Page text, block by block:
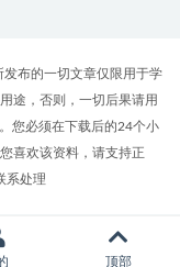
布的一切文章仅限用于学
途，否则，一切后果请用
您必须在下载后的24个小
喜欢该资料，请支持正
系处理
顶部